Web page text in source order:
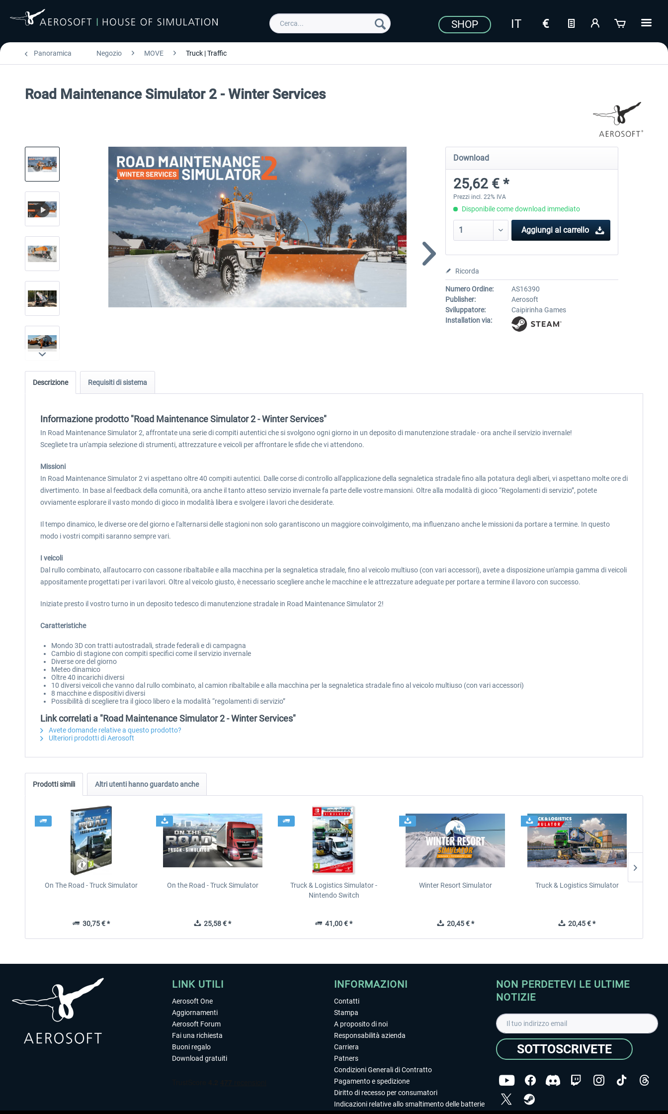
SHOP
Panoramica Negozio MOVE Truck | Traffic
Road Maintenance Simulator 2 - Winter Services
Download
25,62 € *
Prezzi incl. 22% IVA
Disponibile come download immediato
Aggiungi al carrello
Ricorda
Numero Ordine:
AS16390
Publisher:
Aerosoft
Sviluppatore:
Caipirinha Games
Installation via:
Descrizione Requisiti di sistema
Informazione prodotto "Road Maintenance Simulator 2 - Winter Services"
In Road Maintenance Simulator 2, affrontate una serie di compiti autentici che si svolgono ogni giorno in un deposito di manutenzione stradale - ora anche il servizio invernale!
Scegliete tra un'ampia selezione di strumenti, attrezzature e veicoli per affrontare le sfide che vi attendono.
Missioni
In Road Maintenance Simulator 2 vi aspettano oltre 40 compiti autentici. Dalle corse di controllo all'applicazione della segnaletica stradale fino alla potatura degli alberi, vi aspettano molte ore di
divertimento. In base al feedback della comunità, ora anche il tanto atteso servizio invernale fa parte delle vostre mansioni. Oltre alla modalità di gioco “Regolamenti di servizio”, potete
ovviamente esplorare il vasto mondo di gioco in modalità libera e svolgere i lavori che desiderate.
Il tempo dinamico, le diverse ore del giorno e l'alternarsi delle stagioni non solo garantiscono un maggiore coinvolgimento, ma influenzano anche le missioni da portare a termine. In questo
modo i vostri compiti saranno sempre vari.
I veicoli
Dal rullo combinato, all'autocarro con cassone ribaltabile e alla macchina per la segnaletica stradale, fino al veicolo multiuso (con vari accessori), avete a disposizione un'ampia gamma di veicoli
appositamente progettati per i vari lavori. Oltre al veicolo giusto, è necessario scegliere anche le macchine e le attrezzature adeguate per portare a termine il lavoro con successo.
Iniziate presto il vostro turno in un deposito tedesco di manutenzione stradale in Road Maintenance Simulator 2!
Caratteristiche
Mondo 3D con tratti autostradali, strade federali e di campagna
Cambio di stagione con compiti specifici come il servizio invernale
Diverse ore del giorno
Meteo dinamico
Oltre 40 incarichi diversi
10 diversi veicoli che vanno dal rullo combinato, al camion ribaltabile e alla macchina per la segnaletica stradale fino al veicolo multiuso (con vari accessori)
8 macchine e dispositivi diversi
Possibilità di scegliere tra il gioco libero e la modalità “regolamenti di servizio”
Link correlati a "Road Maintenance Simulator 2 - Winter Services"
Avete domande relative a questo prodotto?
Ulteriori prodotti di Aerosoft
Prodotti simili Altri utenti hanno guardato anche
On The Road - Truck Simulator
30,75 € *
On the Road - Truck Simulator
25,58 € *
Truck & Logistics Simulator -
Nintendo Switch
41,00 € *
Winter Resort Simulator
20,45 € *
Truck & Logistics Simulator
20,45 € *
LINK UTILI
Aerosoft One
Aggiornamenti
Aerosoft Forum
Fai una richiesta
Buoni regalo
Download gratuiti
INFORMAZIONI
Contatti
Stampa
A proposito di noi
Responsabilità azienda
Carriera
Patners
Condizioni Generali di Contratto
Pagamento e spedizione
Diritto di recesso per consumatori
Indicazioni relative allo smaltimento delle batterie
NON PERDETEVI LE ULTIME
NOTIZIE
SOTTOSCRIVETE